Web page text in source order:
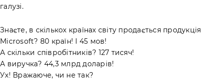
галузі.
Знаєте, в скількох країнах світу продається продукція
Microsoft? 80 країн! І 45 мов!
А скільки співробітників? 127 тисяч!
А виручка? 44,3 млрд доларів!
Ух! Вражаюче, чи не так?